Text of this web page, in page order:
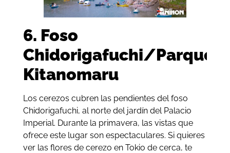
6. Foso
Chidorigafuchi/Parque
Kitanomaru
Los cerezos cubren las pendientes del foso
Chidorigafuchi, al norte del jardín del Palacio
Imperial. Durante la primavera, las vistas que
ofrece este lugar son espectaculares. Si quieres
ver las flores de cerezo en Tokio de cerca, te